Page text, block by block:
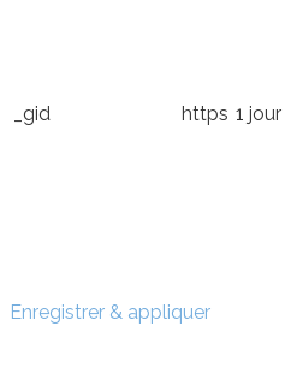
_gid https 1 jour
Enregistrer & appliquer